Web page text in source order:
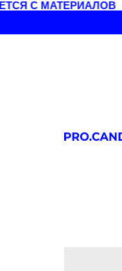
С МАТЕРИАЛОВ